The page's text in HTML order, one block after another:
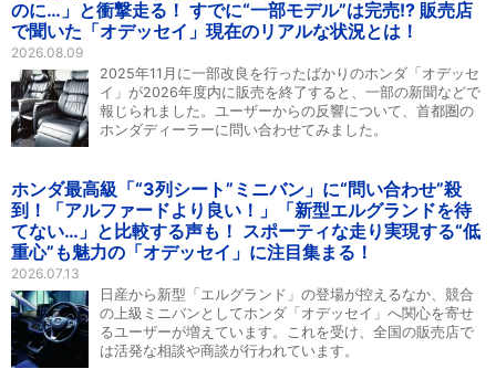
のに…」と衝撃走る！ すでに“一部モデル”は完売!? 販売店
で聞いた「オデッセイ」現在のリアルな状況とは！
2026.08.09
2025年11月に一部改良を行ったばかりのホンダ「オデッセ
イ」が2026年度内に販売を終了すると、一部の新聞などで
報じられました。ユーザーからの反響について、首都圏の
ホンダディーラーに問い合わせてみました。
ホンダ最高級「“3列シート”ミニバン」に“問い合わせ”殺
到！「アルファードより良い！」「新型エルグランドを待
てない…」と比較する声も！ スポーティな走り実現する“低
重心”も魅力の「オデッセイ」に注目集まる！
2026.07.13
日産から新型「エルグランド」の登場が控えるなか、競合
の上級ミニバンとしてホンダ「オデッセイ」へ関心を寄せ
るユーザーが増えています。これを受け、全国の販売店で
は活発な相談や商談が行われています。